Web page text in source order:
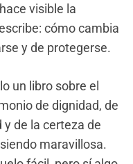
visible la
cómo cambia
y de protegerse.
un libro sobre el
de dignidad, de
de la certeza de
maravillosa.